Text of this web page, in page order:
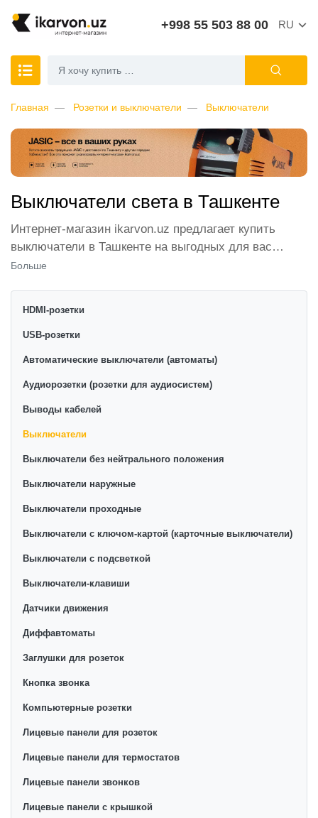
+998 55 503 88 00 RU
Главная Розетки и выключатели Выключатели
Выключатели света в Ташкенте
Интернет-магазин ikarvon.uz предлагает купить
выключатели в Ташкенте на выгодных для вас
условиях. Мы обеспечиваем широкий выбор
заказать электрические выключатели с доставкой.
Компания предоставляет возможность снижать
расценки за счет участия в акциях. При этом наши
того являются минимальными для Узбекистана.
Больше
HDMI-розетки
USB-розетки
Автоматические выключатели (автоматы)
Аудиорозетки (розетки для аудиосистем)
Выводы кабелей
Выключатели
Выключатели без нейтрального положения
Выключатели наружные
Выключатели проходные
Выключатели с ключом-картой (карточные выключатели)
Выключатели с подсветкой
Выключатели-клавиши
Датчики движения
Диффавтоматы
Заглушки для розеток
Кнопка звонка
Компьютерные розетки
Лицевые панели для розеток
Лицевые панели для термостатов
Лицевые панели звонков
Лицевые панели с крышкой